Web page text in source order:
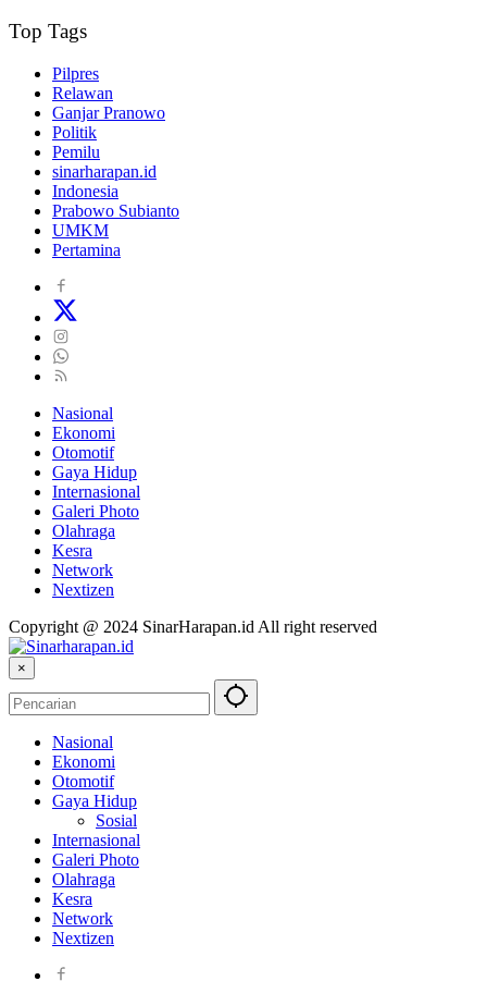
Top Tags
Pilpres
Relawan
Ganjar Pranowo
Politik
Pemilu
sinarharapan.id
Indonesia
Prabowo Subianto
UMKM
Pertamina
Nasional
Ekonomi
Otomotif
Gaya Hidup
Internasional
Galeri Photo
Olahraga
Kesra
Network
Nextizen
Copyright @ 2024 SinarHarapan.id All right reserved
×
Nasional
Ekonomi
Otomotif
Gaya Hidup
Sosial
Internasional
Galeri Photo
Olahraga
Kesra
Network
Nextizen